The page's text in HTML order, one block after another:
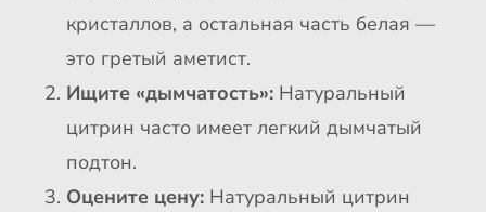
кристаллов, а остальная часть белая —
это гретый аметист.
Ищите «дымчатость»:Натуральный
цитрин часто имеет легкий дымчатый
подтон.
Оцените цену:Натуральный цитрин